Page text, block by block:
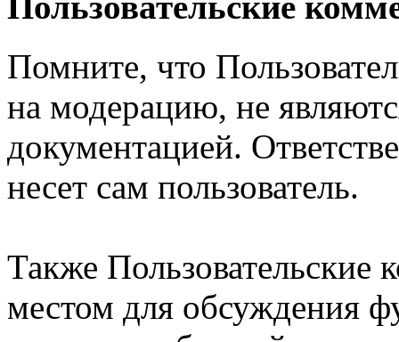
Помните, что
на модерацию, не
документацией.
несет сам пользователь.
Также Пользовательские
местом для обсуждения